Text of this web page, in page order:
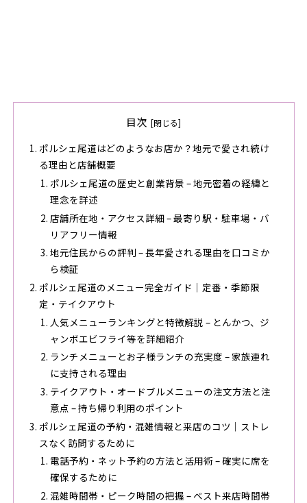
目次
ポルシェ尾道はどのようなお店か？地元で愛され続け
る理由と店舗概要
ポルシェ尾道の歴史と創業背景 – 地元密着の経緯と
理念を詳述
店舗所在地・アクセス詳細 – 最寄り駅・駐車場・バ
リアフリー情報
地元住民からの評判 – 長年愛される理由を口コミか
ら検証
ポルシェ尾道のメニュー完全ガイド｜定番・季節限
定・テイクアウト
人気メニューランキングと特徴解説 – とんかつ、ジ
ャンボエビフライ等を詳細紹介
ランチメニューとお子様ランチの充実度 – 家族連れ
に支持される理由
テイクアウト・オードブルメニューの注文方法と注
意点 – 持ち帰り利用のポイント
ポルシェ尾道の予約・混雑情報と来店のコツ｜ストレ
スなく訪問するために
電話予約・ネット予約の方法と活用術 – 確実に席を
確保するために
混雑時間帯・ピーク時間の把握 – ベスト来店時間帯